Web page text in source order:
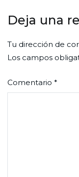
Deja una
Tu dirección de
Los campos
Comentario *